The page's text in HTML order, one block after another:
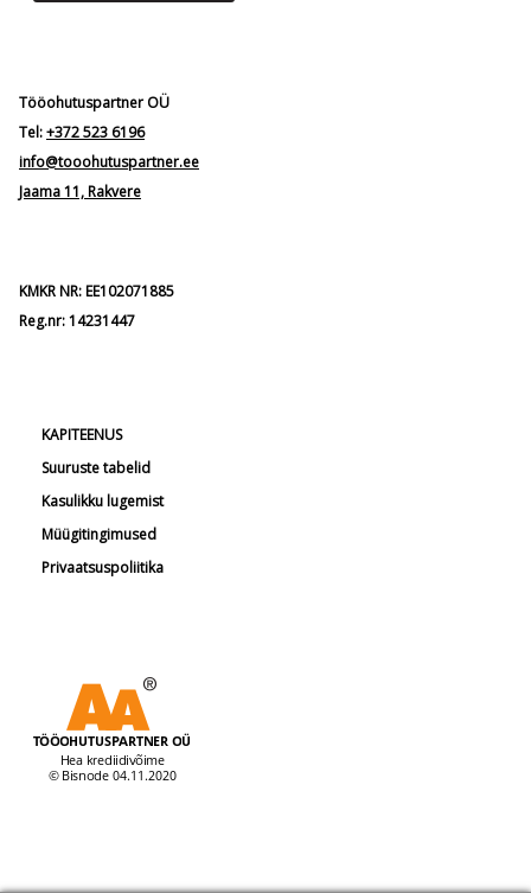
Tööohutuspartner OÜ
Tel:+372 523 6196
info@tooohutuspartner.ee
Jaama 11, Rakvere
KMKR NR: EE102071885
Reg.nr: 14231447
KAPITEENUS
Suuruste tabelid
Kasulikku lugemist
Müügitingimused
Privaatsuspoliitika